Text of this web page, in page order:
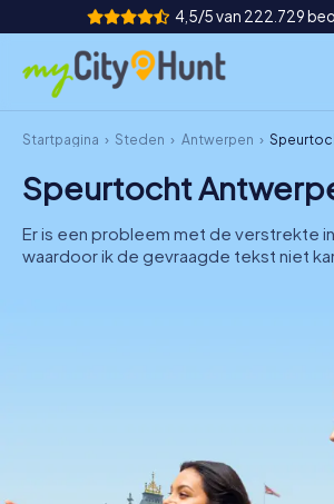
4,5/5 van 222.729
Hoe het werkt
Steden
Tours
NL
Startpagina Steden Antwerpen Speurtocht
Speurtocht
Er is een probleem met de verstrekte
waardoor ik de gevraagde tekst niet